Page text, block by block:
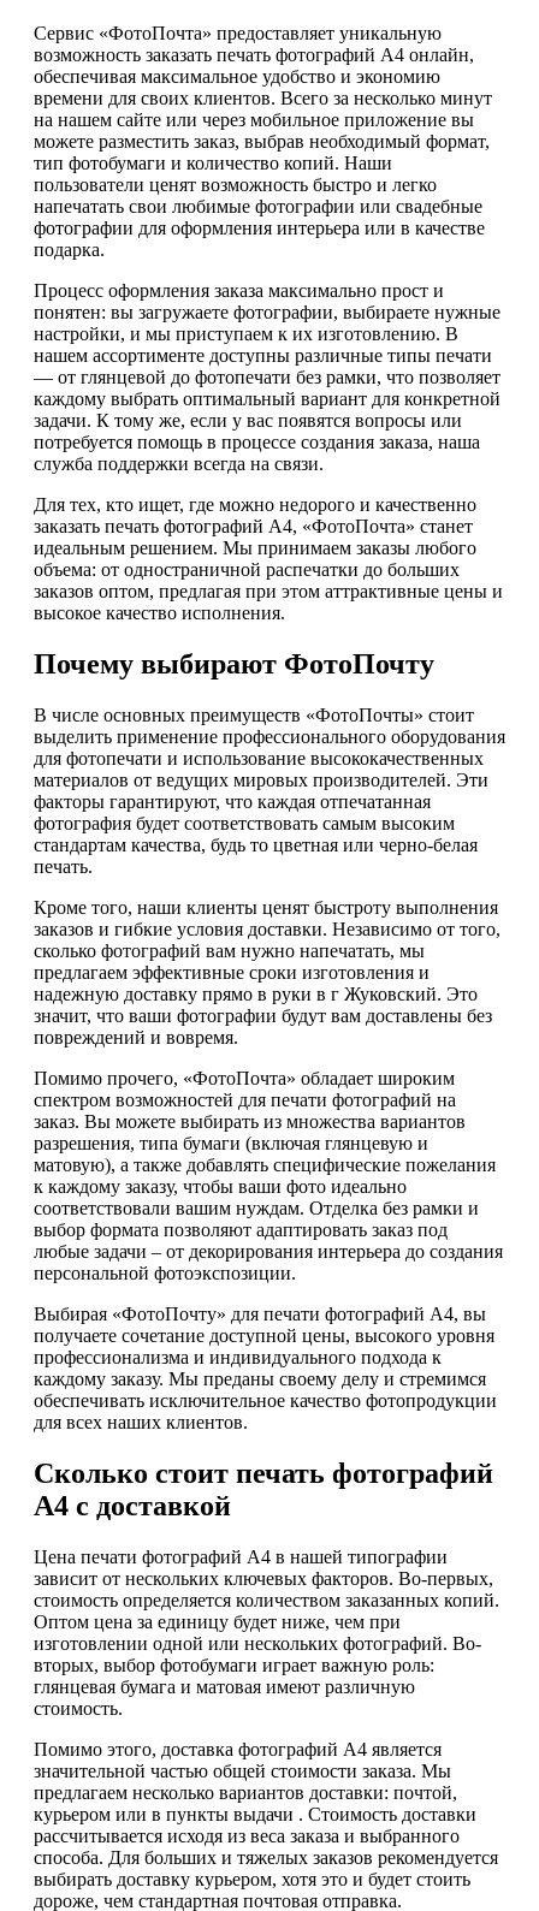
Сервис «ФотоПочта» предоставляет уникальную
возможность заказать печать фотографий А4 онлайн,
обеспечивая максимальное удобство и экономию
времени для своих клиентов. Всего за несколько минут
на нашем сайте или через мобильное приложение вы
можете разместить заказ, выбрав необходимый формат,
тип фотобумаги и количество копий. Наши
пользователи ценят возможность быстро и легко
напечатать свои любимые фотографии или свадебные
фотографии для оформления интерьера или в качестве
подарка.
Процесс оформления заказа максимально прост и
понятен: вы загружаете фотографии, выбираете нужные
настройки, и мы приступаем к их изготовлению. В
нашем ассортименте доступны различные типы печати
— от глянцевой до фотопечати без рамки, что позволяет
каждому выбрать оптимальный вариант для конкретной
задачи. К тому же, если у вас появятся вопросы или
потребуется помощь в процессе создания заказа, наша
служба поддержки всегда на связи.
Для тех, кто ищет, где можно недорого и качественно
заказать печать фотографий А4, «ФотоПочта» станет
идеальным решением. Мы принимаем заказы любого
объема: от одностраничной распечатки до больших
заказов оптом, предлагая при этом аттрактивные цены и
высокое качество исполнения.
Почему выбирают ФотоПочту
В числе основных преимуществ «ФотоПочты» стоит
выделить применение профессионального оборудования
для фотопечати и использование высококачественных
материалов от ведущих мировых производителей. Эти
факторы гарантируют, что каждая отпечатанная
фотография будет соответствовать самым высоким
стандартам качества, будь то цветная или черно-белая
печать.
Кроме того, наши клиенты ценят быстроту выполнения
заказов и гибкие условия доставки. Независимо от того,
сколько фотографий вам нужно напечатать, мы
предлагаем эффективные сроки изготовления и
надежную доставку прямо в руки в г Жуковский. Это
значит, что ваши фотографии будут вам доставлены без
повреждений и вовремя.
Помимо прочего, «ФотоПочта» обладает широким
спектром возможностей для печати фотографий на
заказ. Вы можете выбирать из множества вариантов
разрешения, типа бумаги (включая глянцевую и
матовую), а также добавлять специфические пожелания
к каждому заказу, чтобы ваши фото идеально
соответствовали вашим нуждам. Отделка без рамки и
выбор формата позволяют адаптировать заказ под
любые задачи – от декорирования интерьера до создания
персональной фотоэкспозиции.
Выбирая «ФотоПочту» для печати фотографий А4, вы
получаете сочетание доступной цены, высокого уровня
профессионализма и индивидуального подхода к
каждому заказу. Мы преданы своему делу и стремимся
обеспечивать исключительное качество фотопродукции
для всех наших клиентов.
Сколько стоит печать фотографий
А4 с доставкой
Цена печати фотографий А4 в нашей типографии
зависит от нескольких ключевых факторов. Во-первых,
стоимость определяется количеством заказанных копий.
Оптом цена за единицу будет ниже, чем при
изготовлении одной или нескольких фотографий. Во-
вторых, выбор фотобумаги играет важную роль:
глянцевая бумага и матовая имеют различную
стоимость.
Помимо этого, доставка фотографий А4 является
значительной частью общей стоимости заказа. Мы
предлагаем несколько вариантов доставки: почтой,
курьером или в пункты выдачи . Стоимость доставки
рассчитывается исходя из веса заказа и выбранного
способа. Для больших и тяжелых заказов рекомендуется
выбирать доставку курьером, хотя это и будет стоить
дороже, чем стандартная почтовая отправка.